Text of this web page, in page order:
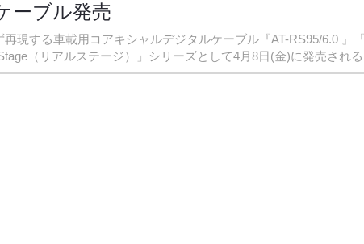
ーブル発売
現する車載用コアキシャルデジタルケーブル『AT-RS95/6.0 』
（リアルステージ）」シリーズとして4月8日(金)に発売される